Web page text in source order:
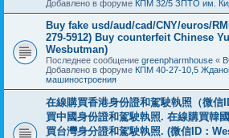
Добавлено в форуме КПМ 32/5 ЗПТО им.
Buy fake usd/aud/cad/CNY/euros/
279-5912) Buy counterfeit Chinese
Wesbutman)
Последнее сообщение greenpharmhouse «
Добавлено в форуме КПМ 40-27-10,5
машиностроения
在線購買香港身份證和駕駛執照（微
買中國身份證和駕駛執照. 在線購買韓
買台灣身分證和駕駛執照. (微信ID：